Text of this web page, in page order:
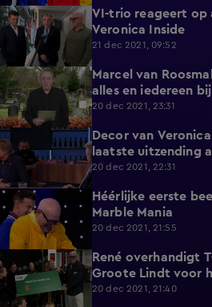
1:46
VI-trio reageert op
Veronica Inside
21 dec 2021, 09:52
3:50
Marcel van
alles en iedereen
20 dec 2021, 23:31
3:07
Decor van
laatste uitzending
20 dec 2021, 22:31
2:02
Héérlijke eerste
Marble Mania
20 dec 2021, 21:55
2:08
René overhandigt
Groote Lindt voor
kleedkamers
20 dec 2021, 21:40